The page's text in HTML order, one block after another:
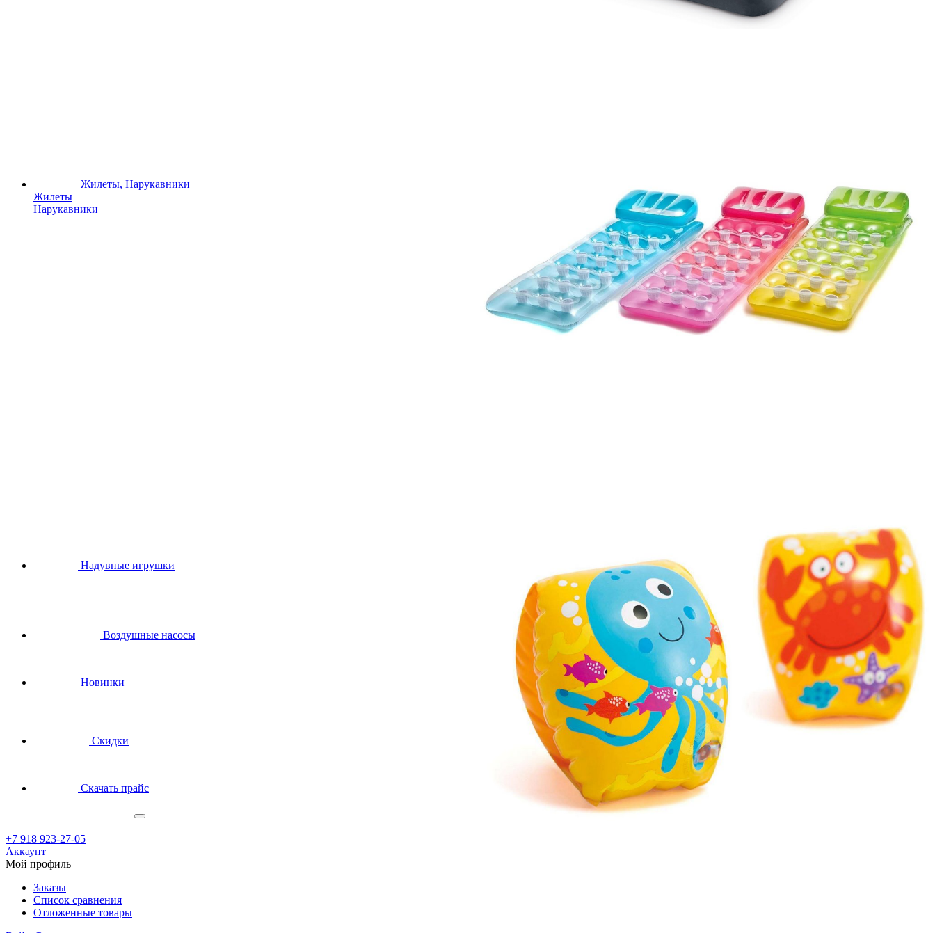
Жилеты, Нарукавники
Жилеты
Нарукавники
Надувные игрушки
Воздушные насосы
Новинки
Скидки
Скачать прайс
+7 918 923-27-05
Аккаунт
Мой профиль
Заказы
Список сравнения
Отложенные товары